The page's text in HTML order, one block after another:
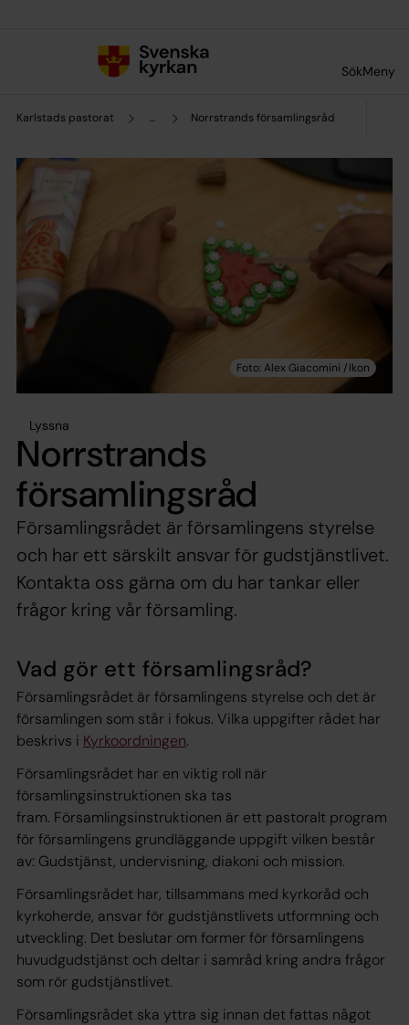
SökMeny
Karlstads pastorat ... Norrstrands församlingsråd
Lyssna
Norrstrands
församlingsråd
Församlingsrådet är församlingens styrelse
och har ett särskilt ansvar för gudstjänstlivet.
Kontakta oss gärna om du har tankar eller
frågor kring vår församling.
Vad gör ett församlingsråd?
Församlingsrådet är församlingens styrelse och det är
församlingen som står i fokus. Vilka uppgifter rådet har
beskrivs i Kyrkoordningen.
Församlingsrådet har en viktig roll när
församlingsinstruktionen ska tas
fram. Församlingsinstruktionen är ett pastoralt program
för församlingens grundläggande uppgift vilken består
av: Gudstjänst, undervisning, diakoni och mission.
Församlingsrådet har, tillsammans med kyrkoråd och
kyrkoherde, ansvar för gudstjänstlivets utformning och
utveckling. Det beslutar om former för församlingens
huvudgudstjänst och deltar i samråd kring andra frågor
som rör gudstjänstlivet.
Församlingsrådet ska yttra sig innan det fattas något